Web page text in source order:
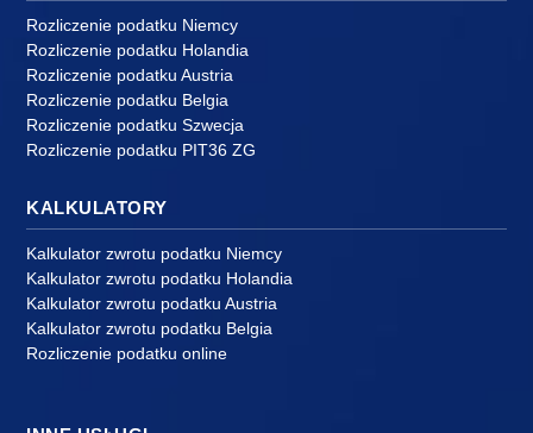
Rozliczenie podatku Niemcy
Rozliczenie podatku Holandia
Rozliczenie podatku Austria
Rozliczenie podatku Belgia
Rozliczenie podatku Szwecja
Rozliczenie podatku PIT36 ZG
KALKULATORY
Kalkulator zwrotu podatku Niemcy
Kalkulator zwrotu podatku Holandia
Kalkulator zwrotu podatku Austria
Kalkulator zwrotu podatku Belgia
Rozliczenie podatku online